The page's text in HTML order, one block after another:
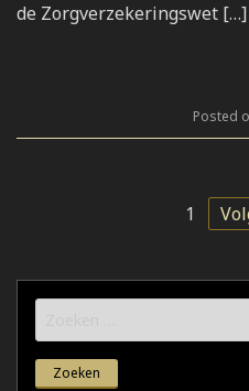
de Zorgverzekeringswet […]
Posted
1
naar: